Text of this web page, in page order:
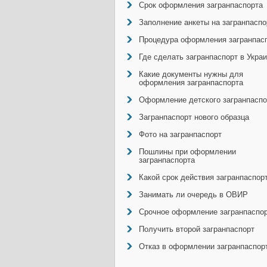
Срок оформления загранпаспорта
Заполнение анкеты на
Процедура оформления
Где сделать загранпаспорт в
Какие документы нужны для
оформления загранпаспорта
Оформление детского
Загранпаспорт нового образца
Фото на загранпаспорт
Пошлины при оформлении
загранпаспорта
Какой срок действия
Занимать ли очередь в ОВИР
Срочное оформление
Получить второй загранпаспорт
Отказ в оформлении